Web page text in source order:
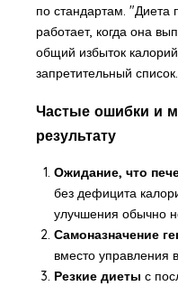
по стандартам. "Диета
работает, когда она
общий избыток
запретительный список.
Частые ошибки и
результату
Ожидание, что
без дефицита
улучшения обычно
Самоназначение
вместо управления
Резкие диеты с